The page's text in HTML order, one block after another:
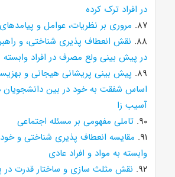
در افراد ترک کرده
۸۷. مروری بر نظریات، عوامل و
۸۸. نقش انعطاف پذیری شناختی، و
در پیش بینی ولع مصرف در افراد وابسته
۸۹. پیش بینی پریشانی هیجانی و
اساس شفقت به خود در بین دانشجویان
آسیب زا
۹۰. تاملی مفهومی بر مسئله اجتماعی
۹۱. مقایسه انعطاف پذیری شناختی و
وابسته به مواد و افراد عادی
۹۲. نقش مثلث سازی و ساختار قدرت در